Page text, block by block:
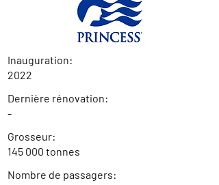
Inauguration:
2022
Dernière rénovation:
-
Grosseur:
145 000 tonnes
Nombre de passagers: